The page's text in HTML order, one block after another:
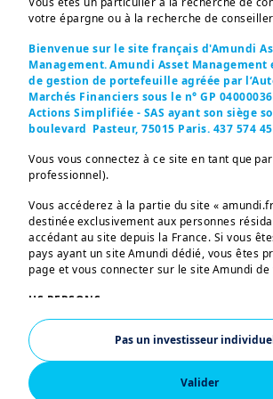
votre épargne ou à la recherche de
Bienvenue sur le site français d'Amundi
Management. Amundi Asset Management
de gestion de portefeuille agréée par
Marchés Financiers sous le n° GP
Actions Simplifiée - SAS ayant son siège
boulevard Pasteur, 75015 Paris. 437 574
Vous vous connectez à ce site en tant que
professionnel).
Vous accéderez à la partie du site «
destinée exclusivement aux personnes
accédant au site depuis la France. Si vous
pays ayant un site Amundi dédié, vous êtes
page et vous connecter sur le site Amundi
US PERSONS:
Les informations figurant sur ce site ne
ressortissants et citoyens des Etats-Unis
«U.S. Persons», telle que cette expression
«Regulation S» de la Securities and Exchange
vertu de l’U.S. Securities Act de 1933, qui
Valider
Pas un investisseur
25/11/2024 | Social
L'égalité hommes-
femmes